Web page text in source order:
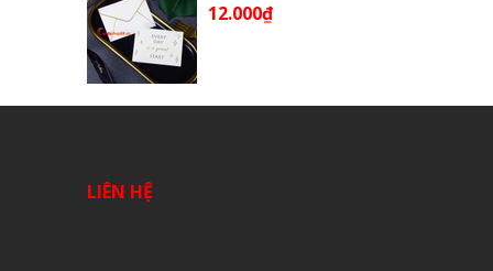
12.000₫
LIÊN HỆ